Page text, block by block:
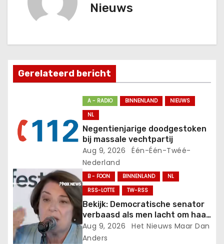
t
n
a
g
a
t
i
e
Nieuws
Gerelateerd bericht
A - RADIO BINNENLAND
NIEUWS
NL
Negentienjarige doodgestoken
bij massale vechtpartij
Aug 9, 2026
Één-Één-Twéé-
Nederland
B - FOON BINNENLAND
NL
RSS-LOTTE
TW-RSS
Bekijk: Democratische senator
verbaasd als men lacht om haar
beweringen over pro-
grensbeveiliging
Aug 9, 2026
Het Nieuws Maar Dan
Anders